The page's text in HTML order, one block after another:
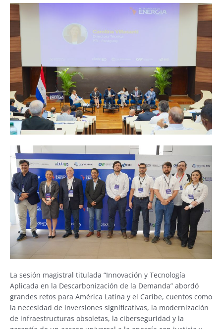
La sesión magistral titulada “Innovación y Tecnología
Aplicada en la Descarbonización de la Demanda” abordó
grandes retos para América Latina y el Caribe, cuentos como
la necesidad de inversiones significativas, la modernización
de infraestructuras obsoletas, la ciberseguridad y la